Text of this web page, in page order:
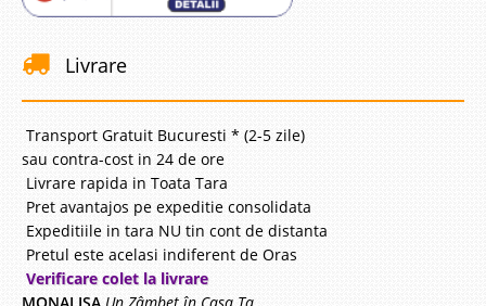
Livrare
Transport Gratuit Bucuresti * (2-5 zile)
sau contra-cost in 24 de ore
Livrare rapida in Toata Tara
Pret avantajos pe expeditie consolidata
Expeditiile in tara NU tin cont de distanta
Pretul este acelasi indiferent de Oras
Verificare colet la livrare
MONALISA Un Zâmbet în Casa Ta